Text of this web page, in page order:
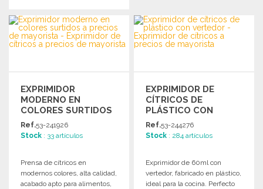
PEDIR
Solicitar un presupuesto
EXPRIMIDOR
MODERNO EN
COLORES SURTIDOS
Ref.53-241926
Stock : 33 artículos
Prensa de cítricos en
modernos colores, alta calidad,
acabado apto para alimentos,
EXPRIMIDOR DE
CÍTRICOS DE
PLÁSTICO CON
VERTEDOR
Ref.53-244276
Stock : 284 artículos
Exprimidor de 60ml con
vertedor, fabricado en plástico,
ideal para la cocina. Perfecto